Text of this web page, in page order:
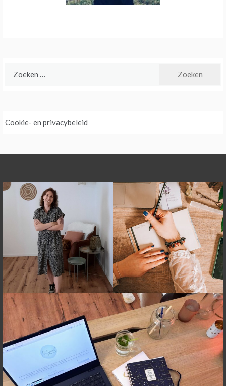
Cookie- en privacybeleid